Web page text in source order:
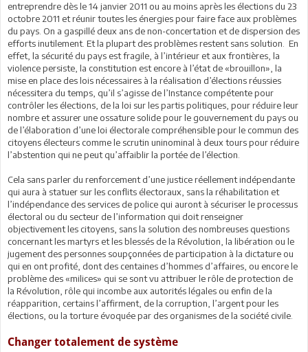
entreprendre dès le 14 janvier 2011 ou au moins après les élections du 23
octobre 2011 et réunir toutes les énergies pour faire face aux problèmes
du pays. On a gaspillé deux ans de non-concertation et de dispersion des
efforts inutilement. Et la plupart des problèmes restent sans solution. En
effet, la sécurité du pays est fragile, à l’intérieur et aux frontières, la
violence persiste, la constitution est encore à l’état de «brouillon», la
mise en place des lois nécessaires à la réalisation d’élections réussies
nécessitera du temps, qu’il s’agisse de l’Instance compétente pour
contrôler les élections, de la loi sur les partis politiques, pour réduire leur
nombre et assurer une ossature solide pour le gouvernement du pays ou
de l’élaboration d’une loi électorale compréhensible pour le commun des
citoyens électeurs comme le scrutin uninominal à deux tours pour réduire
l’abstention qui ne peut qu’affaiblir la portée de l’élection.
Cela sans parler du renforcement d’une justice réellement indépendante
qui aura à statuer sur les conflits électoraux, sans la réhabilitation et
l’indépendance des services de police qui auront à sécuriser le processus
électoral ou du secteur de l’information qui doit renseigner
objectivement les citoyens, sans la solution des nombreuses questions
concernant les martyrs et les blessés de la Révolution, la libération ou le
jugement des personnes soupçonnées de participation à la dictature ou
qui en ont profité, dont des centaines d’hommes d’affaires, ou encore le
problème des «milices» qui se sont vu attribuer le rôle de protection de
la Révolution, rôle qui incombe aux autorités légales ou enfin de la
réapparition, certains l’affirment, de la corruption, l’argent pour les
élections, ou la torture évoquée par des organismes de la société civile.
Changer totalement de système